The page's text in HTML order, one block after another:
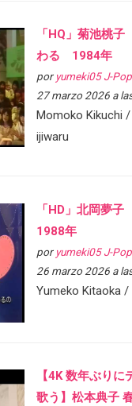
「HQ」菊池桃
わる 1984年
por yumeki05 J-
27 marzo 2026 a
Momoko Kikuchi
ijiwaru
「HD」北岡夢
1988年
por yumeki05 J-
26 marzo 2026 a
Yumeko Kitaoka
【4K 数年ぶりに
歌う】松本典子